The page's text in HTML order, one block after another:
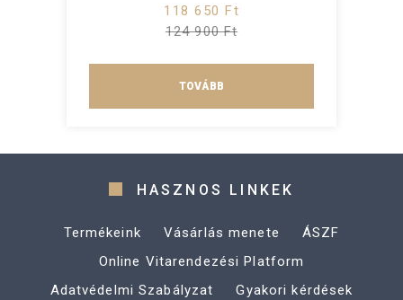
118 650 Ft
124 900 Ft
TOVÁBB
HASZNOS LINKEK
Termékeink Vásárlás menete
ÁSZF
Online Vitarendezési Platform
Adatvédelmi Szabályzat
Gyakori kérdések